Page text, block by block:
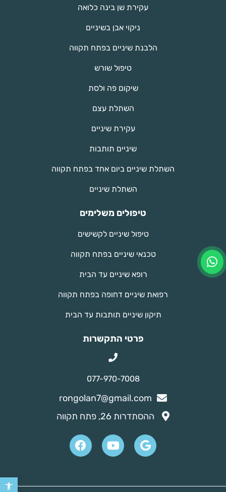
פתח
עקירת שן בינה כלואה
ניקוי אבן בשיניים
הלבנת שיניים בפתח תקווה
טיפול שורש
שיקום פה ולסת
השתלת עצם
עקירת שיניים
שיניים תותבות
השתלת שיניים ביום אחד בפתח תקווה
השתלת שיניים
טיפולים משלימים
טיפול שיניים לקשישים
טכנאי שיניים בפתח תקווה
רופא שיניים עד הבית
רפואת שיניים דחופה בפתח תקווה
תיקון שיניים תותבות עד הבית
פרטי התקשרות
077-970-7008
rongolan7@gmail.com
ההסתדרות 26, פתח תקווה